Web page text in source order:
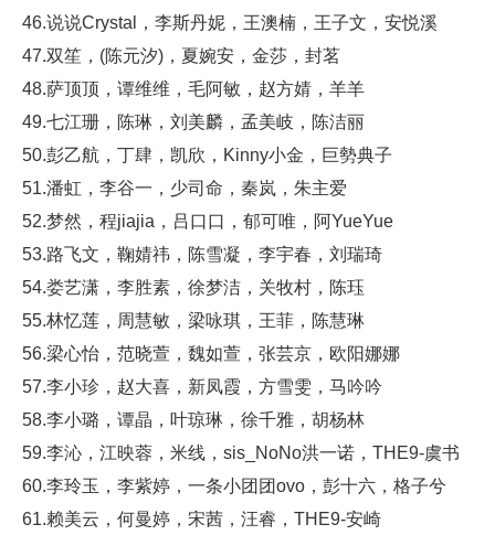
46.说说Crystal，李斯丹妮，王澳楠，王子文，安悦溪
47.双笙，(陈元汐)，夏婉安，金莎，封茗
48.萨顶顶，谭维维，毛阿敏，赵方婧，羊羊
49.七江珊，陈琳，刘美麟，孟美岐，陈洁丽
50.彭乙航，丁肆，凯欣，Kinny小金，巨勢典子
51.潘虹，李谷一，少司命，秦岚，朱主爱
52.梦然，程jiajia，吕口口，郁可唯，阿YueYue
53.路飞文，鞠婧祎，陈雪凝，李宇春，刘瑞琦
54.娄艺潇，李胜素，徐梦洁，关牧村，陈珏
55.林忆莲，周慧敏，梁咏琪，王菲，陈慧琳
56.梁心怡，范晓萱，魏如萱，张芸京，欧阳娜娜
57.李小珍，赵大喜，新凤霞，方雪雯，马吟吟
58.李小璐，谭晶，叶琼琳，徐千雅，胡杨林
59.李沁，江映蓉，米线，sis_NoNo洪一诺，THE9-虞书
60.李玲玉，李紫婷，一条小团团ovo，彭十六，格子兮
61.赖美云，何曼婷，宋茜，汪睿，THE9-安崎